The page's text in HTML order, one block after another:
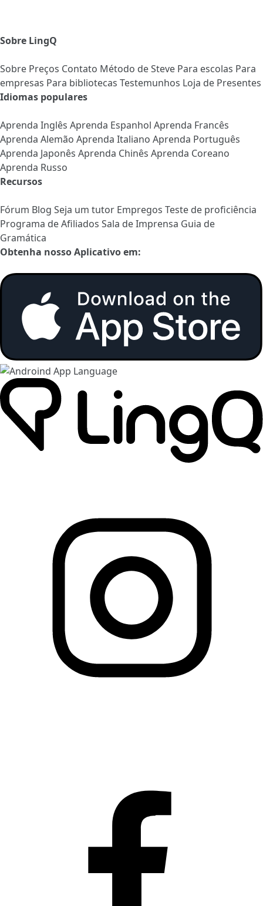
Sobre LingQ
Sobre Preços Contato Método de Steve Para escolas Para
empresas Para bibliotecas Testemunhos Loja de Presentes
Idiomas populares
Aprenda Inglês Aprenda Espanhol Aprenda Francês
Aprenda Alemão Aprenda Italiano Aprenda Português
Aprenda Japonês Aprenda Chinês Aprenda Coreano
Aprenda Russo
Recursos
Fórum Blog Seja um tutor Empregos Teste de proficiência
Programa de Afiliados Sala de Imprensa Guia de
Gramática
Obtenha nosso Aplicativo em: